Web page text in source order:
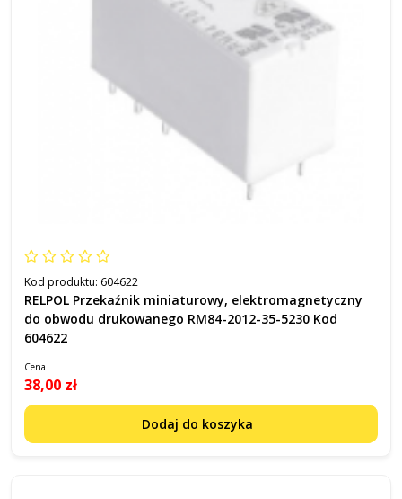
Kod produktu: 604622
RELPOL Przekaźnik miniaturowy, elektromagnetyczny
do obwodu drukowanego RM84-2012-35-5230 Kod
604622
Cena
38,00 zł
Dodaj do koszyka